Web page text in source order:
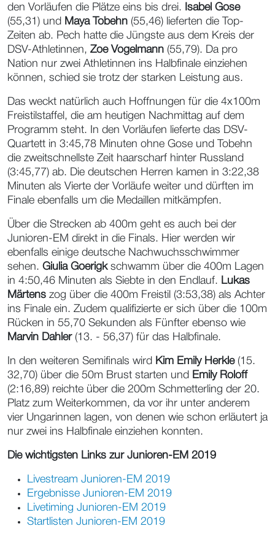
den Vorläufen die Plätze eins bis drei.
Isabel Gose
(55,31) und Maya Tobehn (55,46) lieferten die Top-
Zeiten ab. Pech hatte die Jüngste aus dem Kreis der
DSV-Athletinnen, Zoe Vogelmann (55,79). Da pro
Nation nur zwei Athletinnen ins Halbfinale einziehen
können, schied sie trotz der starken Leistung aus.
Das weckt natürlich auch Hoffnungen für die 4x100m
Freistilstaffel, die am heutigen Nachmittag auf dem
Programm steht. In den Vorläufen lieferte das DSV-
Quartett in 3:45,78 Minuten ohne Gose und Tobehn
die zweitschnellste Zeit haarscharf hinter Russland
(3:45,77) ab. Die deutschen Herren kamen in 3:22,38
Minuten als Vierte der Vorläufe weiter und dürften im
Finale ebenfalls um die Medaillen mitkämpfen.
Über die Strecken ab 400m geht es auch bei der
Junioren-EM direkt in die Finals. Hier werden wir
ebenfalls einige deutsche Nachwuchsschwimmer
sehen. Giulia Goerigkschwamm über die 400m Lagen
in 4:50,46 Minuten als Siebte in den Endlauf. Lukas
Märtens zog über die 400m Freistil (3:53,38) als Achter
ins Finale ein. Zudem qualifizierte er sich über die 100m
Rücken in 55,70 Sekunden als Fünfter ebenso wie
Marvin Dahler(13. - 56,37) für das Halbfinale.
In den weiteren Semifinals wird Kim Emily Herkle(15.
32,70) über die 50m Brust starten und Emily Roloff
(2:16,89) reichte über die 200m Schmetterling der 20.
Platz zum Weiterkommen, da vor ihr unter anderem
vier Ungarinnen lagen, von denen wie schon erläutert ja
nur zwei ins Halbfinale einziehen konnten.
Die wichtigsten Links zur Junioren-EM 2019
Livestream Junioren-EM 2019
Ergebnisse Junioren-EM 2019
Livetiming Junioren-EM 2019
Startlisten Junioren-EM 2019